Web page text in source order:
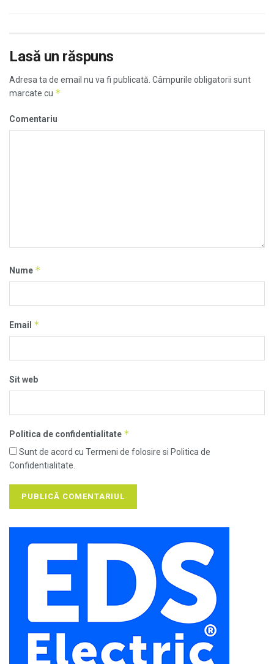
Lasă un răspuns
Adresa ta de email nu va fi publicată. Câmpurile obligatorii sunt
marcate cu *
Comentariu
Nume *
Email *
Sit web
Politica de confidentialitate *
Sunt de acord cu Termeni de folosire si Politica de
Confidentialitate.